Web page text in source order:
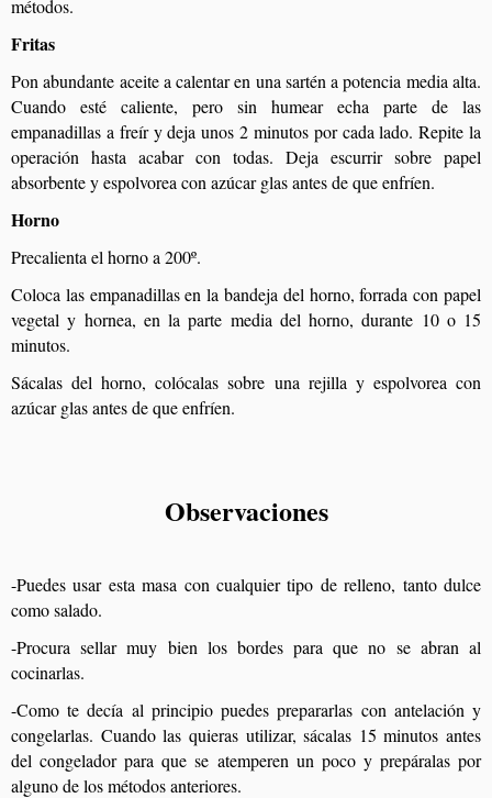
métodos.
Fritas
Pon abundante aceite a calentar en una sartén a potencia media alta.
Cuando esté caliente, pero sin humear echa parte de las
empanadillas a freír y deja unos 2 minutos por cada lado. Repite la
operación hasta acabar con todas. Deja escurrir sobre papel
absorbente y espolvorea con azúcar glas antes de que enfríen.
Horno
Precalienta el horno a 200º.
Coloca las empanadillas en la bandeja del horno, forrada con papel
vegetal y hornea, en la parte media del horno, durante 10 o 15
minutos.
Sácalas del horno, colócalas sobre una rejilla y espolvorea con
azúcar glas antes de que enfríen.
Observaciones
-Puedes usar esta masa con cualquier tipo de relleno, tanto dulce
como salado.
-Procura sellar muy bien los bordes para que no se abran al
cocinarlas.
-Como te decía al principio puedes prepararlas con antelación y
congelarlas. Cuando las quieras utilizar, sácalas 15 minutos antes
del congelador para que se atemperen un poco y prepáralas por
alguno de los métodos anteriores.